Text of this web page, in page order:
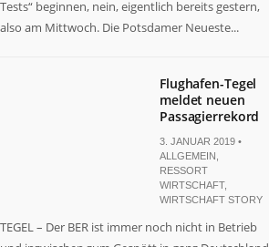
Tests“ beginnen, nein, eigentlich bereits gestern,
also am Mittwoch. Die Potsdamer Neueste...
Flughafen-Tegel
meldet neuen
Passagierrekord
3. JANUAR 2019 •
ALLGEMEIN
RESSORT
WIRTSCHAFT,
WIRTSCHAFT STORY
TEGEL – Der BER ist immer noch nicht in Betrieb